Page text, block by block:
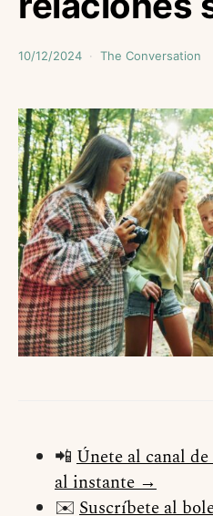
10/12/2024 The Conversation
📲 Únete al canal
al instante →
✉️ Suscríbete al